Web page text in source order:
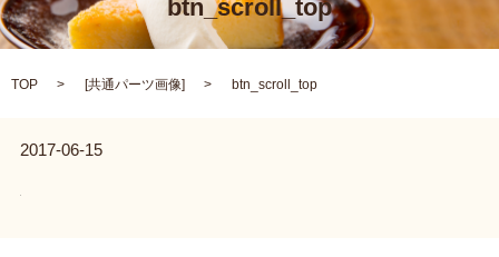
btn_scroll_top
TOP [共通パーツ画像] btn_scroll_top
2017-06-15